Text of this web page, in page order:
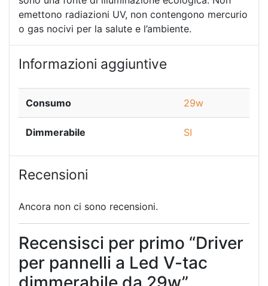
emettono radiazioni UV, non contengono mercurio
o gas nocivi per la salute e l’ambiente.
Informazioni aggiuntive
Consumo 29w
Dimmerabile SI
Recensioni
Ancora non ci sono recensioni.
Recensisci per primo “Driver
per pannelli a Led V-tac